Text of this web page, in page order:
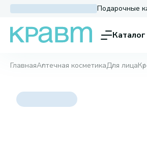
Подарочные
Каталог
ГлавнаяАптечная косметикаДля лица